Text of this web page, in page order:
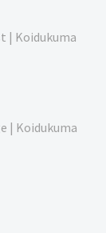
| Koidukuma
| Koidukuma